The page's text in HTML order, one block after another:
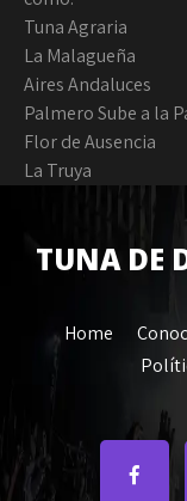
Tuna Agraria
La Malagueña
Aires Andaluces
Palmero Sube a la
Flor de Ausencia
La Truya
TUNA DE
Home